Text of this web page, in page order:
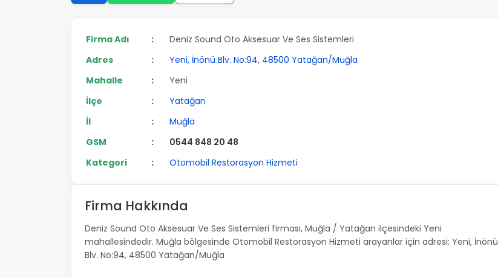
Firma Adı :
Deniz Sound Oto Aksesuar Ve Ses Sistemleri
Adres
:
Yeni, İnönü Blv. No:94, 48500 Yatağan/Muğla
Mahalle
:
Yeni
İlçe
:
Yatağan
İl
:
Muğla
GSM
:
0544 848 20 48
Kategori
: Otomobil Restorasyon Hizmeti
Firma Hakkında
Deniz Sound Oto Aksesuar Ve Ses Sistemleri firması, Muğla / Yatağan ilçesindeki Yeni
mahallesindedir. Muğla bölgesinde Otomobil Restorasyon Hizmeti arayanlar için adresi: Yeni, İnönü
Blv. No:94, 48500 Yatağan/Muğla